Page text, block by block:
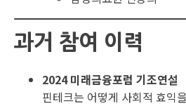
과거 참여 이력
2024 미래금융포럼 기조연설
핀테크는 어떻게 사회적 효익